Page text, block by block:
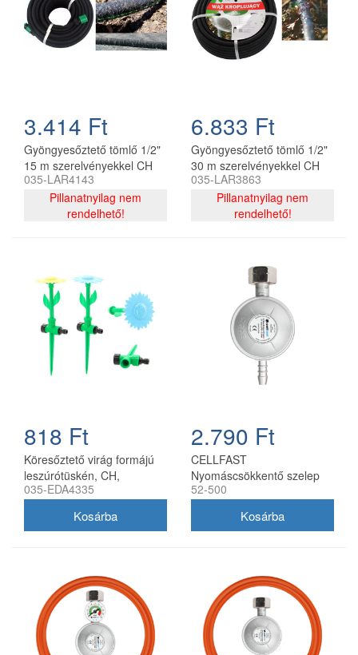
3.414 Ft
Gyöngyesőztető tömlő 1/2"
15 m szerelvényekkel CH
035-LAR4143
Pillanatnyilag nem
rendelhető!
6.833 Ft
Gyöngyesőztető tömlő 1/2"
30 m szerelvényekkel CH
035-LAR3863
Pillanatnyilag nem
rendelhető!
818 Ft
Köresőztető virág formájú
leszúrótüskén, CH,
5900779884335
035-EDA4335
2.790 Ft
CELLFAST
Nyomáscsökkentő szelep
52-500